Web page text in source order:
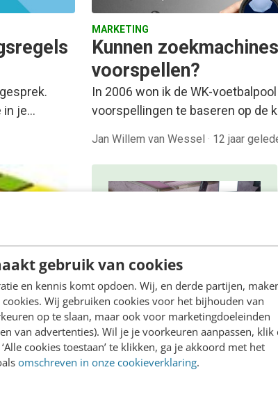
gebruik van cookies
en kennis komt opdoen. Wij, en derde partijen,
Wij gebruiken cookies voor het bijhouden van
op te slaan, maar ook voor marketingdoeleinden
van advertenties). Wil je je voorkeuren aanpassen, klik
cookies toestaan’ te klikken, ga je akkoord met het
omschreven in onze cookieverklaring.
in je…
MARKETING
Kunnen
voorspellen?
In 2006 won ik de WK-
voorspellingen te baseren op de
Jan Willem van Wessel · 12 jaar
ONLINE MASTERCLASS
De nieuwe SEO- &
GEO-spelregels